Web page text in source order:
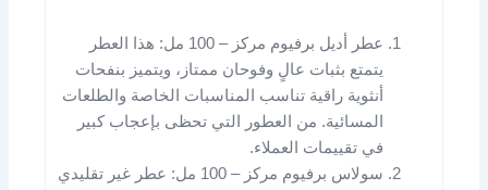
عطر أديل برفيوم مركز – 100 مل: هذا العطر
يتمتع بثبات عالٍ وفوحان ممتاز، ويتميز بنفحات
أنثوية راقية تناسب المناسبات الخاصة والطلعات
المسائية. من العطور التي تحظى بإعجاب كبير
في تقييمات العملاء.
سولاس برفيوم مركز – 100 مل: عطر غير تقليدي